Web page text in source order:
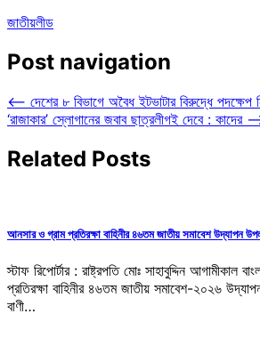
জাতীয়লীড
Post navigation
⟵ দেশের ৮ বিভাগে অবৈধ ইটভাটার বিরুদ্ধে পদক্ষেপ
‘রাজাকার’ স্লোগানের জবাব ছাত্রলীগই দেবে : কাদের
Related Posts
আনসার ও গ্রাম প্রতিরক্ষা বাহিনীর ৪৬তম জাতীয় সমাবেশ উদ্যাপন
স্টাফ রিপোর্টার : রাষ্ট্রপতি মোঃ সাহাবুদ্দিন আগামীকাল
প্রতিরক্ষা বাহিনীর ৪৬তম জাতীয় সমাবেশ-২০২৬
বাণী…